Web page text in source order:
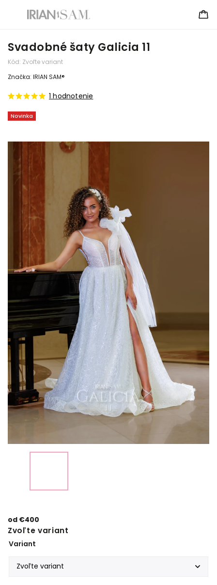
Svadobné šaty Galicia 11
Kód: Zvoľte variant
Novinka
1 hodnotenie
Značka: IRIAN SAM®
od €400
Zvoľte variant
Variant